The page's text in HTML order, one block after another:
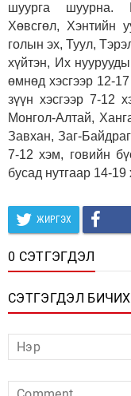
шуурга шуурна.
Хөвсгөл, Хэнтийн
голын эх, Туул,
хүйтэн, Их
өмнөд хэсгээр 12-
зүүн хэсгээр 7-12
Монгол-Алтай,
Завхан, Заг-
7-12 хэм, говийн
бусад нутгаар 14-
ЖИРГЭХ
0 СЭТГЭГДЭЛ
СЭТГЭГДЭЛ БИЧИХ